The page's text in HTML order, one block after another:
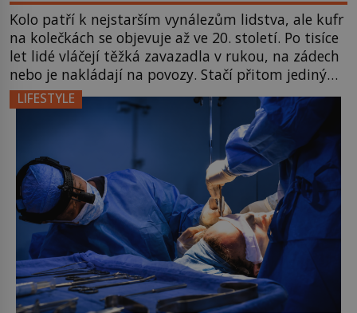
Kolo patří k nejstarším vynálezům lidstva, ale kufr
na kolečkách se objevuje až ve 20. století. Po tisíce
let lidé vláčejí těžká zavazadla v rukou, na zádech
nebo je nakládají na povozy. Stačí přitom jediný
nápad, připevnit ke kufru kolečka. Jenže právě ten
nikdo dlouho nedostane. Až jednou se na letišti
LIFESTYLE